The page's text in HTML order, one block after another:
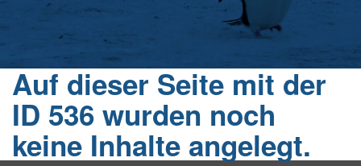
Auf dieser Seite mit der
ID 536 wurden noch
keine Inhalte angelegt.